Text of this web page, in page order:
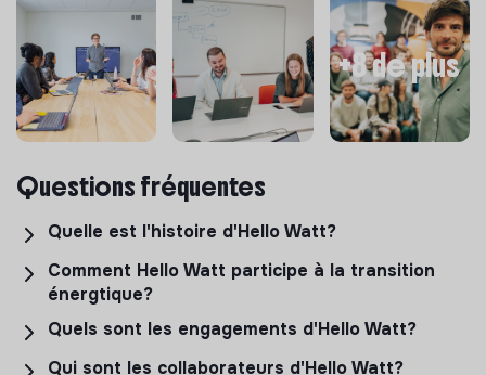
+8 de plus
Questions fréquentes
Quelle est l'histoire d'Hello Watt?
Comment Hello Watt participe à la transition
énergtique?
Quels sont les engagements d'Hello Watt?
Qui sont les collaborateurs d'Hello Watt?